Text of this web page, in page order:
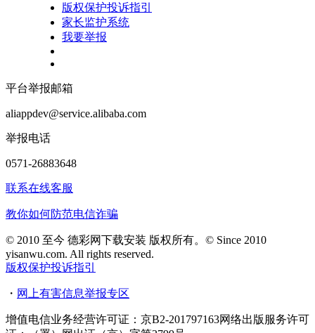
版权保护投诉指引
家长监护系统
我要举报
平台举报邮箱
aliappdev@service.alibaba.com
举报电话
0571-26883648
联系在线客服
教你如何防范电信诈骗
© 2010 至今 德彩网下载安装 版权所有。© Since 2010
yisanwu.com. All rights reserved.
版权保护投诉指引
・ 网上有害信息举报专区
增值电信业务经营许可证：京B2-201797163网络出版服务许可